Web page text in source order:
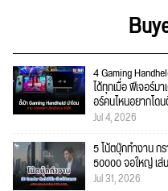
4 Gaming
ได้ทุกเมื่อ ฟีเจอร์ม
อร์คนไหนอยากโด
Jul 4, 2026
5 โน้ตบุ๊กทำงาน ก
50000 จอใหญ่ เล่
Jul 31, 2026